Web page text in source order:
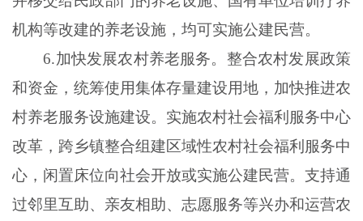
机构等改建的养老设施，均可实施公建民营。
6.加快发展农村养老服务。整合农村发展政策
和资金，统筹使用集体存量建设用地，加快推进农
村养老服务设施建设。实施农村社会福利服务中心
改革，跨乡镇整合组建区域性农村社会福利服务中
心，闲置床位向社会开放或实施公建民营。支持通
过邻里互助、亲友相助、志愿服务等兴办和运营农